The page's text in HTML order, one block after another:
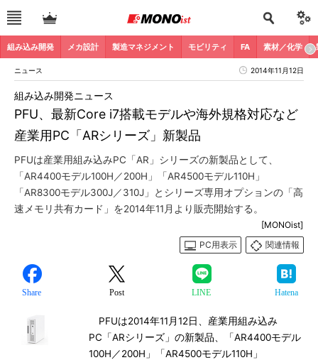
組み込み開発 メカ設計 製造マネジメント モビリティ FA 素材／化学
ニュース 2014年11月12日
PFU、最新Core i7搭載モデルや海外規格対応など
産業用PC「ARシリーズ」新製品
組み込み開発ニュース
PFUは産業用組み込みPC「AR」シリーズの新製品として、
「AR4400モデル100H／200H」「AR4500モデル110H」
「AR8300モデル300J／310J」とシリーズ専用オプションの「高
速メモリ共有カード」を2014年11月より販売開始する。
[MONOist]
PC用表示
関連情報
Share Post LINE Hatena
PFUは2014年11月12日、産業用組み込み
PC「ARシリーズ」の新製品、「AR4400モデル
100H／200H」「AR4500モデル110H」